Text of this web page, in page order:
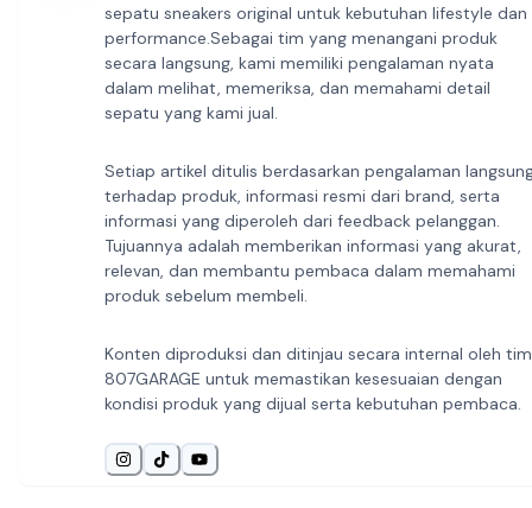
sepatu sneakers original untuk kebutuhan lifestyle dan
performance.Sebagai tim yang menangani produk
secara langsung, kami memiliki pengalaman nyata
dalam melihat, memeriksa, dan memahami detail
sepatu yang kami jual.
Setiap artikel ditulis berdasarkan pengalaman
terhadap produk, informasi resmi dari brand, serta
informasi yang diperoleh dari feedback pelanggan.
Tujuannya adalah memberikan informasi yang akurat,
relevan, dan membantu pembaca dalam memahami
produk sebelum membeli.
Konten diproduksi dan ditinjau secara internal oleh tim
807GARAGE untuk memastikan kesesuaian dengan
kondisi produk yang dijual serta kebutuhan pembaca.